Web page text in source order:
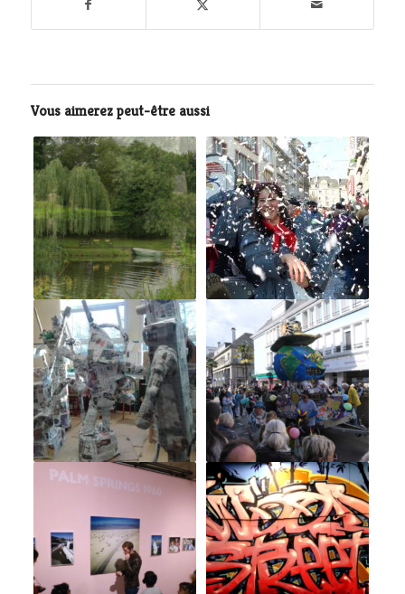
Vous aimerez peut-être aussi